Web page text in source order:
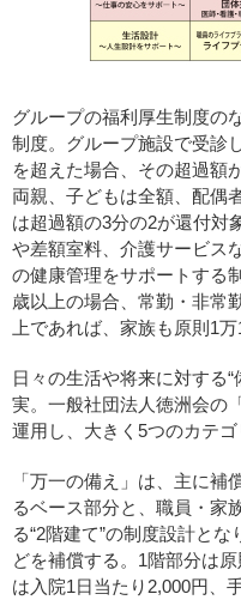
グループの福利厚生制度の
制度。グループ施設で受診
を超えた場合、その超過額
両親、子どもは全額、配偶
は超過額の3分の2が還付対
や差額室料、介護サービス
の健康管理をサポートする
歳以上の場合、常勤・非常
上であれば、家族も原則1
日々の生活や将来に対する
実。一般社団法人徳洲会の
運用し、大きく5つのカテゴ
「万一の備え」は、主に
るベース部分と、職員・家
る“2階建て”の制度設計と
どを補償する。1階部分は
は入院1日当たり2,000円、